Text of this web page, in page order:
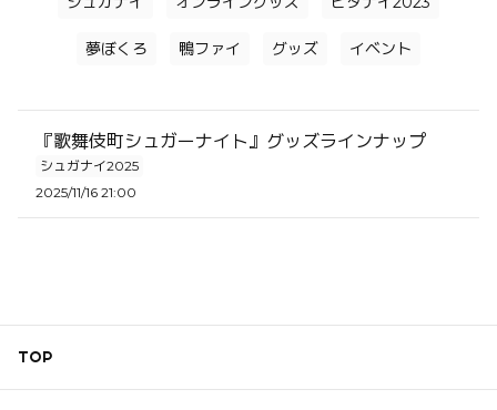
夢ぼくろ 鴨ファイ グッズ イベント
『歌舞伎町シュガーナイト』グッズラインナップ
シュガナイ2025
2025/11/16 21:00
TOP